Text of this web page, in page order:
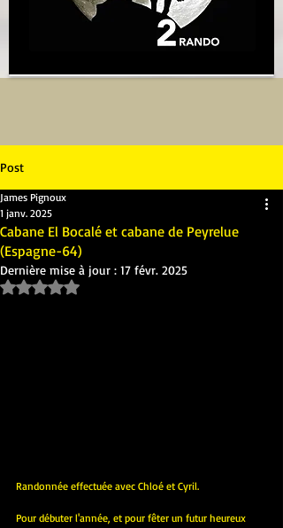
Post
Cabane El Bocalé et cabane de Peyrelue
(Espagne-64)
James Pignoux
1 janv. 2025
Dernière mise à jour : 17 févr. 2025
Noté NaN étoiles sur 5.
Randonnée effectuée avec Chloé et Cyril.
Pour débuter l'année, et pour fêter un futur heureux